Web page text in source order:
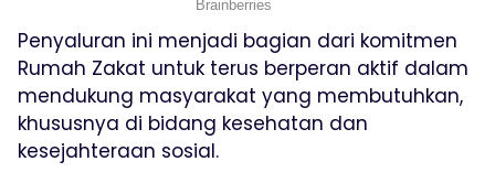
Penyaluran ini menjadi bagian dari komitmen
Rumah Zakat untuk terus berperan aktif dalam
mendukung masyarakat yang membutuhkan,
khususnya di bidang kesehatan dan
kesejahteraan sosial.